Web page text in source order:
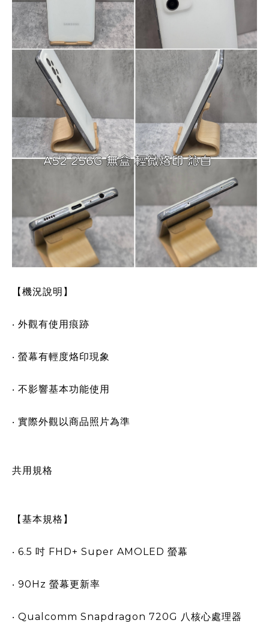
【機況說明】
‧ 外觀有使用痕跡
‧ 螢幕有輕度烙印現象
‧ 不影響基本功能使用
‧ 實際外觀以商品照片為準
共用規格
【基本規格】
‧ 6.5 吋 FHD+ Super AMOLED 螢幕
‧ 90Hz 螢幕更新率
‧ Qualcomm Snapdragon 720G 八核心處理器